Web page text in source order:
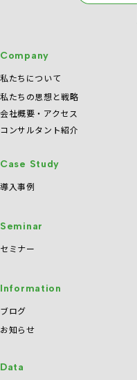
Company
私たちについて
私たちの思想と戦略
会社概要・アクセス
コンサルタント紹介
Case Study
導入事例
Seminar
セミナー
Information
ブログ
お知らせ
Data